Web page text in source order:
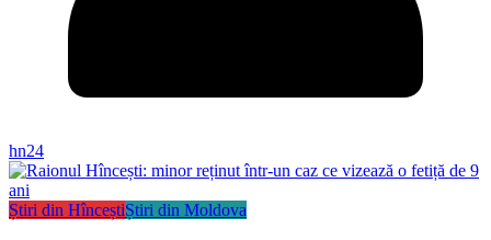
hn24
Știri din HînceștiȘtiri din Moldova